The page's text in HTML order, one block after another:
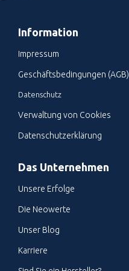
Information
Impressum
Geschäftsbedingungen (AGB)
Datenschutz
Verwaltung von Cookies
Datenschutzerklärung
Das Unternehmen
Unsere Erfolge
Die Neowerte
Unser Blog
Karriere